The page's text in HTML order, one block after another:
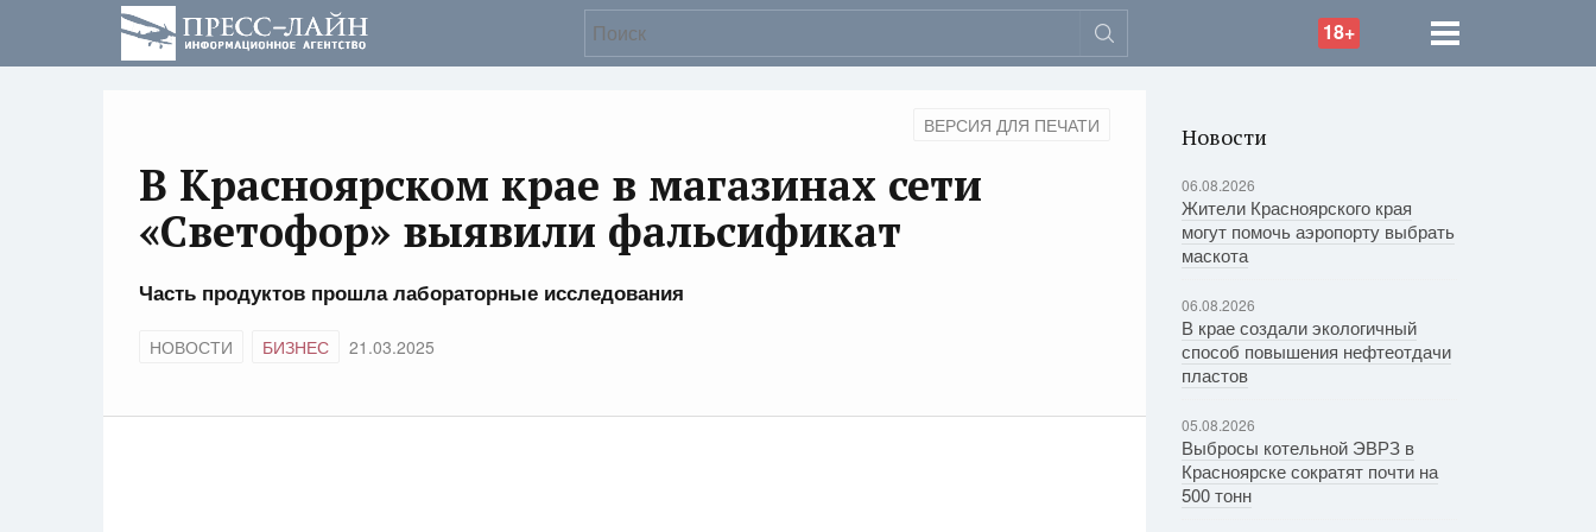
18+
ВЕРСИЯ ДЛЯ ПЕЧАТИ
В Красноярском крае в магазинах сети
«Светофор» выявили фальсификат
Часть продуктов прошла лабораторные исследования
НОВОСТИ БИЗНЕС 21.03.2025
Новости
06.08.2026
Жители Красноярского края
могут помочь аэропорту выбрать
маскота
06.08.2026
В крае создали экологичный
способ повышения нефтеотдачи
пластов
05.08.2026
Выбросы котельной ЭВРЗ в
Красноярске сократят почти на
500 тонн